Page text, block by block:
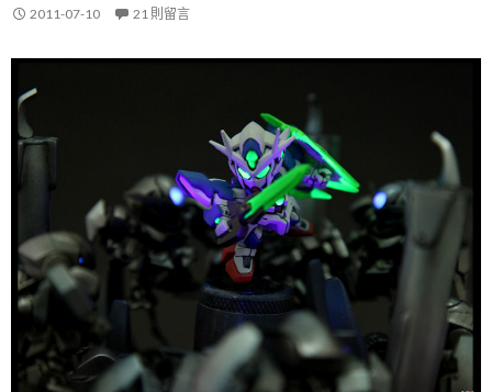
2011-07-10 21 則留言